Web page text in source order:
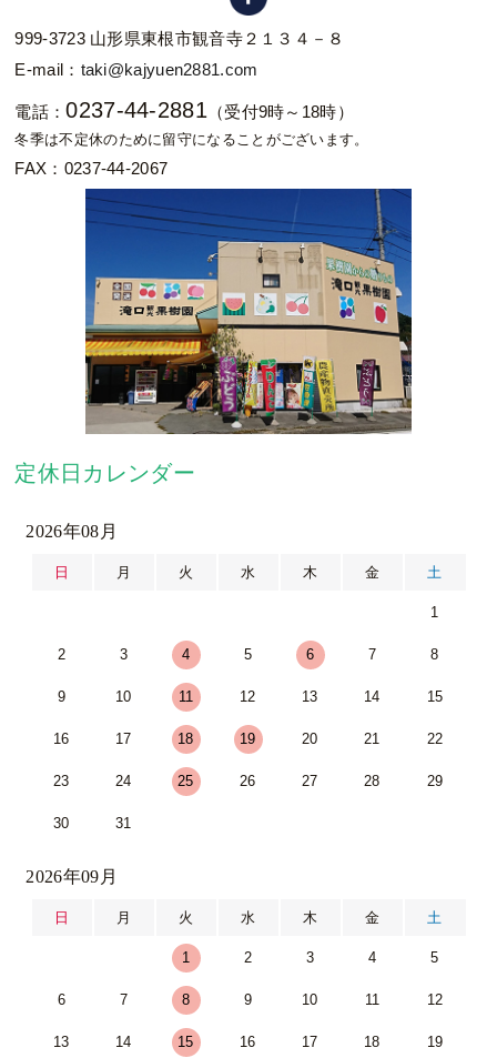
999-3723 山形県東根市観音寺２１３４－８
E-mail： taki@kajyuen2881.com
電話：0237-44-2881 （受付9時～18時）
冬季は不定休のために留守になることがございます。
FAX：0237-44-2067
定休日カレンダー
2026年08月
日 月 火 水 木 金 土
1
2 3 4 5 6 7 8
9 10 11 12 13 14 15
16 17 18 19 20 21 22
23 24 25 26 27 28 29
30 31
2026年09月
日 月 火 水 木 金 土
1 2 3 4 5
6 7 8 9 10 11 12
13 14 15 16 17 18 19